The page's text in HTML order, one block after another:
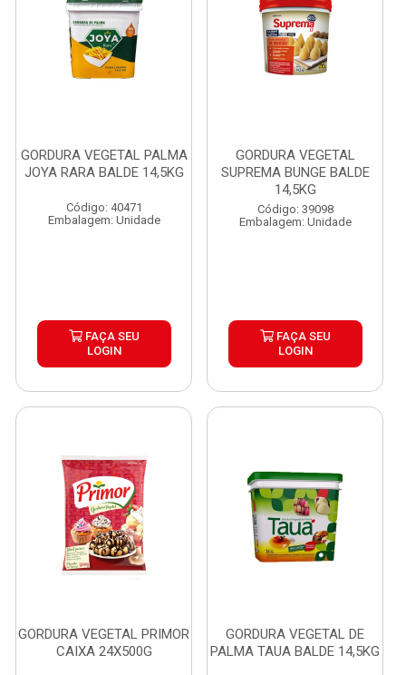
GORDURA VEGETAL PALMA
JOYA RARA BALDE 14,5KG
Código: 40471
Embalagem: Unidade
FAÇA SEU
LOGIN
GORDURA VEGETAL
SUPREMA BUNGE BALDE
14,5KG
Código: 39098
Embalagem: Unidade
FAÇA SEU
LOGIN
GORDURA VEGETAL PRIMOR
CAIXA 24X500G
GORDURA VEGETAL DE
PALMA TAUA BALDE 14,5KG